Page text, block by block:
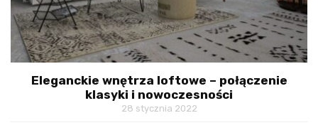
Eleganckie wnętrza loftowe – połączenie
klasyki i nowoczesności
28 stycznia 2022